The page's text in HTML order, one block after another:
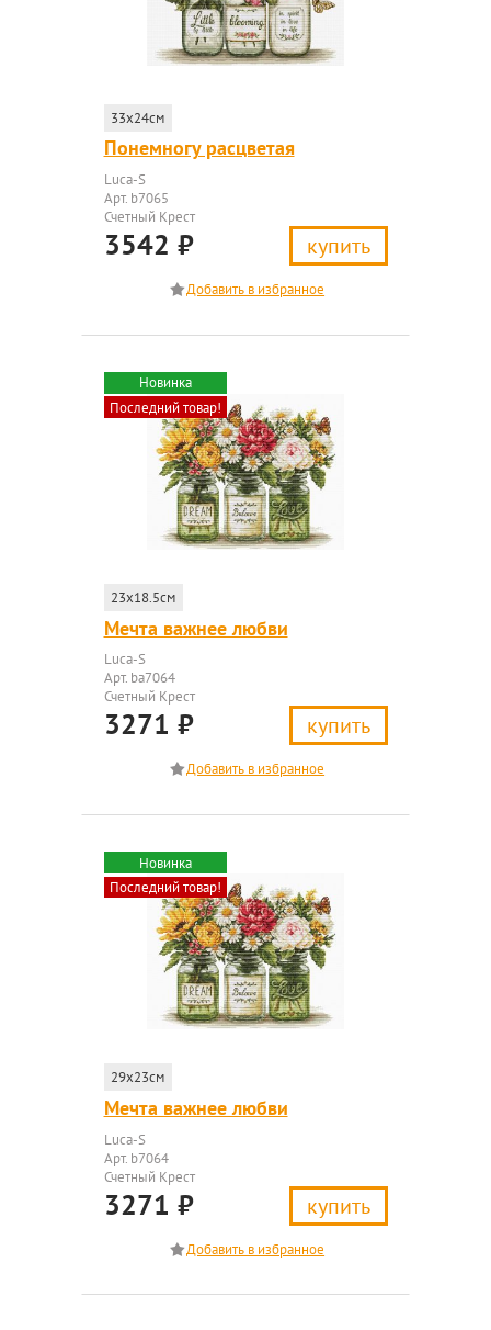
33x24см
Понемногу расцветая
Luca-S
Арт. b7065
Счетный Крест
3542 ₽ купить
Новинка
Последний товар!
23x18.5см
Мечта важнее любви
Luca-S
Арт. ba7064
Счетный Крест
3271 ₽ купить
Новинка
Последний товар!
29x23см
Мечта важнее любви
Luca-S
Арт. b7064
Счетный Крест
3271 ₽ купить